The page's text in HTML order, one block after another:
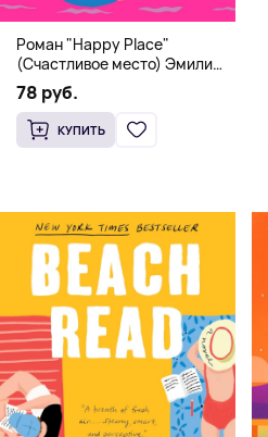
Роман "Happy Place"
(Счастливое место) Эмили
Генри | Твердый переплет
78 руб.
КУПИТЬ